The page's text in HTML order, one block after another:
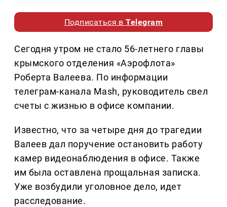
Подписаться вTelegram
Сегодня утром не стало 56-летнего главы
крымского отделения «Аэрофлота»
Роберта Валеева. По информации
телеграм-канала Mash, руководитель свел
счеты с жизнью в офисе компании.
Известно, что за четыре дня до трагедии
Валеев дал поручение остановить работу
камер видеонаблюдения в офисе. Также
им была оставлена прощальная записка.
Уже возбудили уголовное дело, идет
расследование.